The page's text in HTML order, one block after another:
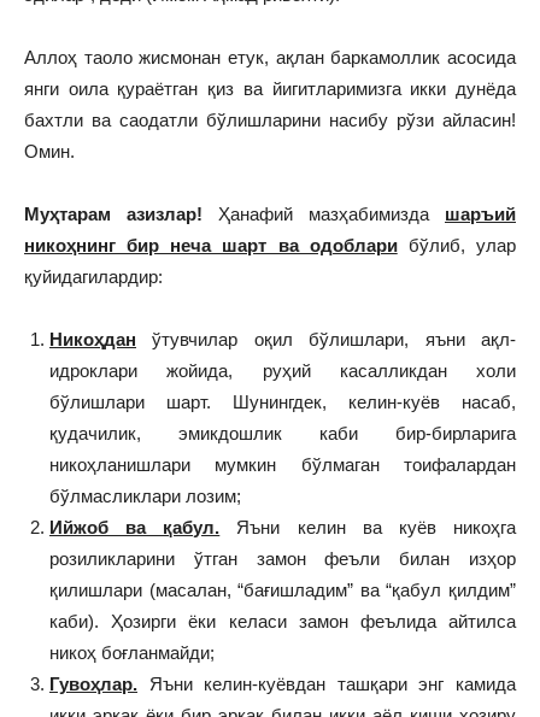
Аллоҳ таоло жисмонан етук, ақлан баркамоллик асосида
янги оила қураётган қиз ва йигитларимизга икки дунёда
бахтли ва саодатли бўлишларини насибу рўзи айласин!
Омин.
Муҳтарам азизлар! Ҳанафий мазҳабимизда шаръий
никоҳнинг бир неча шарт ва одобларибўлиб, улар
қуйидагилардир:
Никоҳдан ўтувчилар оқил бўлишлари, яъни ақл-
идроклари жойида, руҳий касалликдан холи
бўлишлари шарт. Шунингдек, келин-куёв насаб,
қудачилик, эмикдошлик каби бир-бирларига
никоҳланишлари мумкин бўлмаган тоифалардан
бўлмасликлари лозим;
Ийжоб ва қабул. Яъни келин ва куёв никоҳга
розиликларини ўтган замон феъли билан изҳор
қилишлари (масалан, “бағишладим” ва “қабул қилдим”
каби). Ҳозирги ёки келаси замон феълида айтилса
никоҳ боғланмайди;
Гувоҳлар. Яъни келин-куёвдан ташқари энг камида